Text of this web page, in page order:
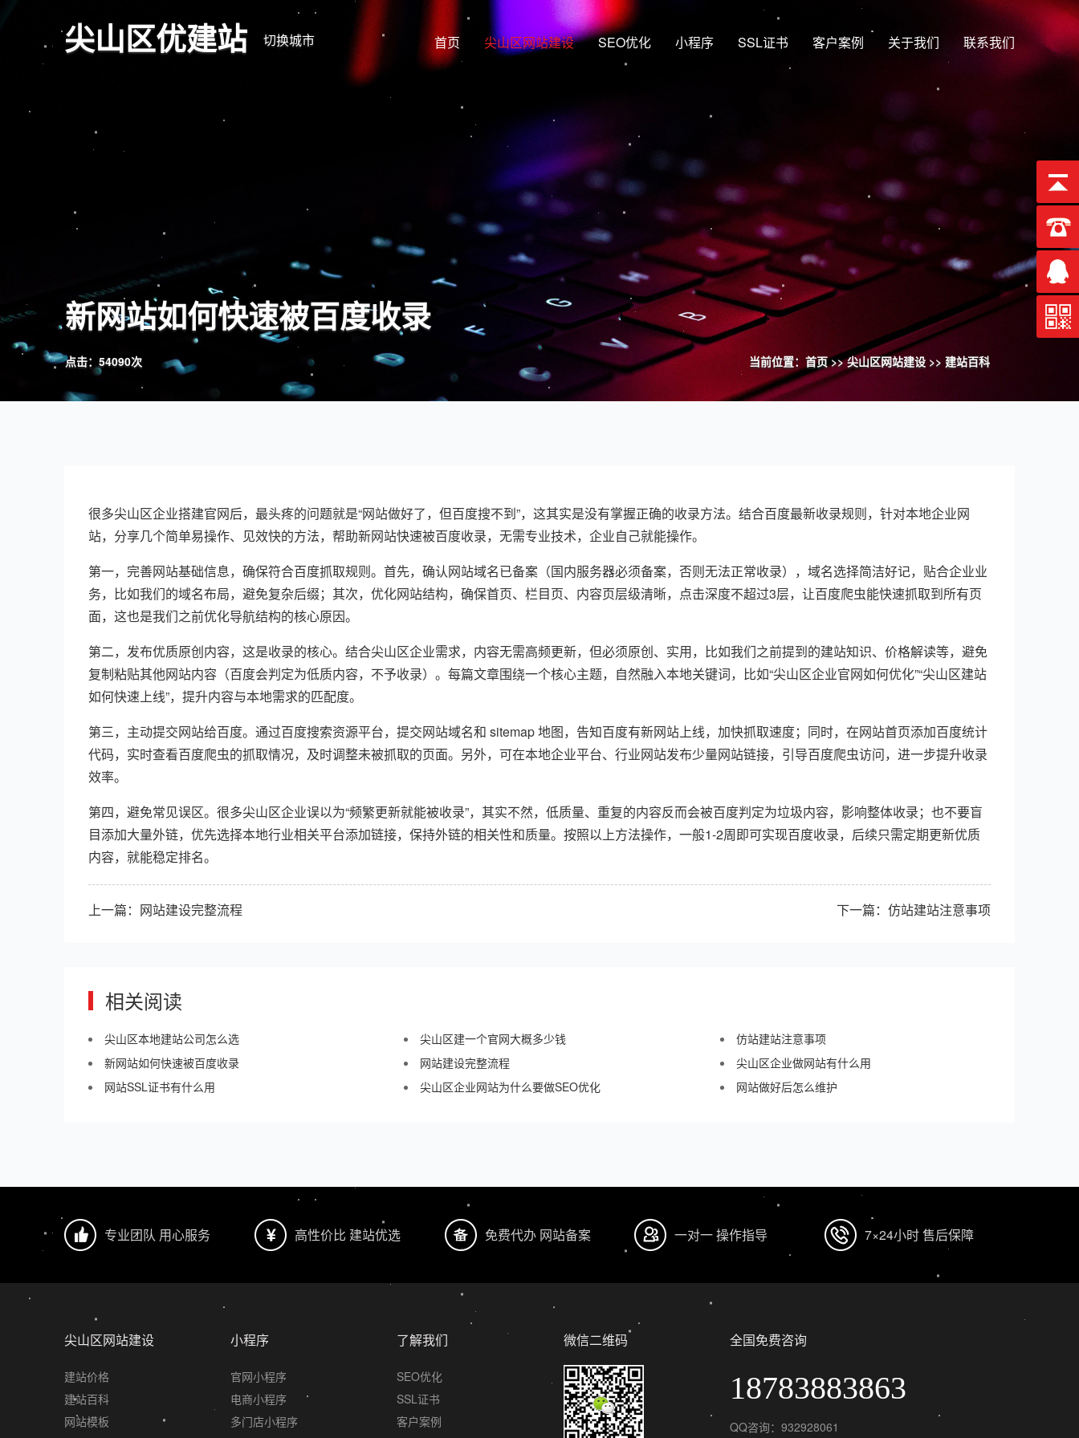
尖山区优建站 切换城市 首页 尖山区网站建设 SEO优化 小程序 SSL证书 客户案例 关于我们 联系我们
新网站如何快速被百度收录
当前位置： 首页>>尖山区网站建设 >> 建站百科
点击：54090次
很多尖山区企业搭建官网后，最头疼的问题就是“网站做好了，但百度搜不到”，这其实是没有掌握正确的收录方法。结合百度最新收录规则，针对本地企业网
站，分享几个简单易操作、见效快的方法，帮助新网站快速被百度收录，无需专业技术，企业自己就能操作。
第一，完善网站基础信息，确保符合百度抓取规则。首先，确认网站域名已备案（国内服务器必须备案，否则无法正常收录），域名选择简洁好记，贴合企业业
务，比如我们的域名布局，避免复杂后缀；其次，优化网站结构，确保首页、栏目页、内容页层级清晰，点击深度不超过3层，让百度爬虫能快速抓取到所有页
面，这也是我们之前优化导航结构的核心原因。
第二，发布优质原创内容，这是收录的核心。结合尖山区企业需求，内容无需高频更新，但必须原创、实用，比如我们之前提到的建站知识、价格解读等，避免
复制粘贴其他网站内容（百度会判定为低质内容，不予收录）。每篇文章围绕一个核心主题，自然融入本地关键词，比如“尖山区企业官网如何优化”“尖山区建站
如何快速上线”，提升内容与本地需求的匹配度。
第三，主动提交网站给百度。通过百度搜索资源平台，提交网站域名和 sitemap 地图，告知百度有新网站上线，加快抓取速度；同时，在网站首页添加百度统计
代码，实时查看百度爬虫的抓取情况，及时调整未被抓取的页面。另外，可在本地企业平台、行业网站发布少量网站链接，引导百度爬虫访问，进一步提升收录
效率。
第四，避免常见误区。很多尖山区企业误以为“频繁更新就能被收录”，其实不然，低质量、重复的内容反而会被百度判定为垃圾内容，影响整体收录；也不要盲
目添加大量外链，优先选择本地行业相关平台添加链接，保持外链的相关性和质量。按照以上方法操作，一般1-2周即可实现百度收录，后续只需定期更新优质
内容，就能稳定排名。
上一篇： 网站建设完整流程 下一篇： 仿站建站注意事项
相关阅读
尖山区本地建站公司怎么选 尖山区建一个官网大概多少钱
仿站建站注意事项
新网站如何快速被百度收录
网站建设完整流程
尖山区企业做网站有什么用
网站SSL证书有什么用
尖山区企业网站为什么要做SEO优化 网站做好后怎么维护
专业团队 用心服务 高性价比 建站优选 免费代办 网站备案 一对一 操作指导 7×24小时 售后保障
尖山区网站建设
建站价格
建站百科
网站模板
小程序
官网小程序
电商小程序
多门店小程序
了解我们
SEO优化
SSL证书
客户案例
微信二维码 全国免费咨询
18783883863
QQ咨询：932928061